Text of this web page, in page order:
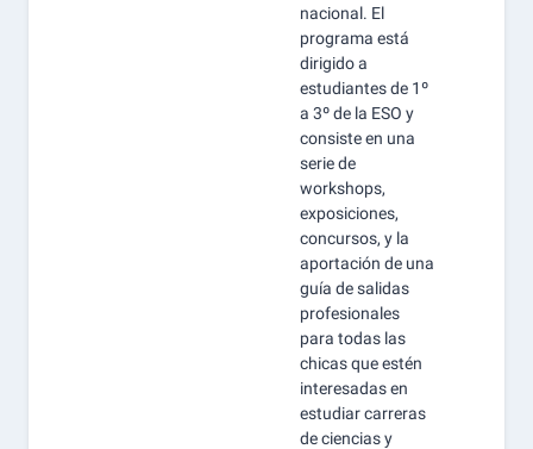
nacional. El
programa está
dirigido a
estudiantes de 1º
a 3º de la ESO y
consiste en una
serie de
workshops,
exposiciones,
concursos, y la
aportación de una
guía de salidas
profesionales
para todas las
chicas que estén
interesadas en
estudiar carreras
de ciencias y